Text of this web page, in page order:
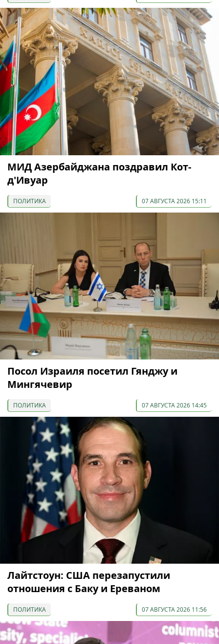
МИД Азербайджана поздравил Кот-
д'Ивуар
ПОЛИТИКА 07 АВГУСТА 2026 15:11
Посол Израиля посетил Гянджу и
Мингячевир
ПОЛИТИКА 07 АВГУСТА 2026 14:45
Лайтстоун: США перезапустили
отношения с Баку и Ереваном
ПОЛИТИКА 07 АВГУСТА 2026 11:56